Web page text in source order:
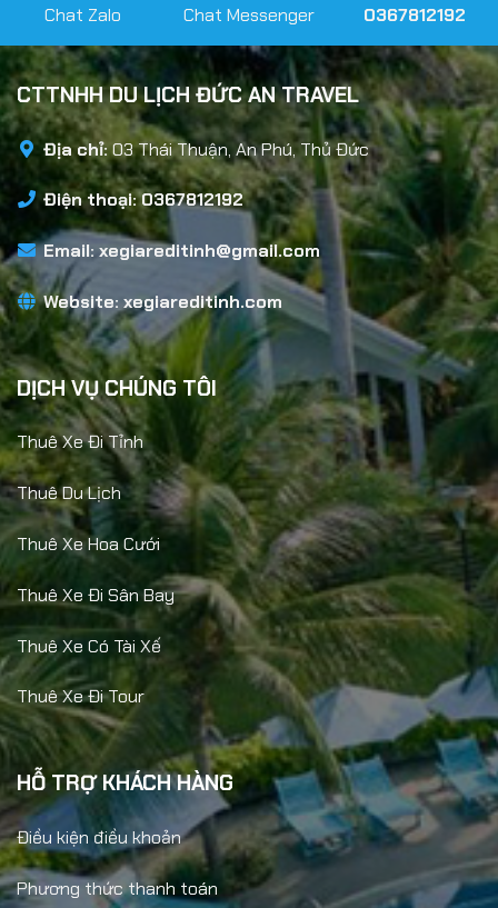
Chat Zalo Chat Messenger 0367812192
CTTNHH DU LỊCH ĐỨC AN TRAVEL
Địa chỉ:03 Thái Thuận, An Phú, Thủ Đức
Điện thoại: 0367812192
Email: xegiareditinh@gmail.com
Website: xegiareditinh.com
DỊCH VỤ CHÚNG TÔI
Thuê Xe Đi Tỉnh
Thuê Du Lịch
Thuê Xe Hoa Cưới
Thuê Xe Đi Sân Bay
Thuê Xe Có Tài Xế
Thuê Xe Đi Tour
HỖ TRỢ KHÁCH HÀNG
Điều kiện điều khoản
Phương thức thanh toán